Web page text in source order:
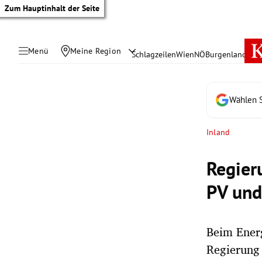
Zum Hauptinhalt der Seite
Menü Meine Region SchlagzeilenWienNÖBurgenland
Wählen
Inland
PV
Beim